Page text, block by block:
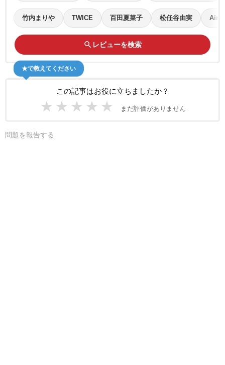
竹内まりや TWICE 百田夏菜子 松任谷由実
search レビューを検索
この記事はお役に立ちましたか？
★ ★ ★ ★ ★ まだ評価がありません
★で教えてください
問題を報告する